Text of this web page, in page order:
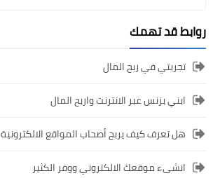
روابط قد تهمك
تجربتي في ربح المال
ابني بزنس عبر الانترنت واربح المال
هل تعرف كيف يربح أصحاب المواقع الالكترونية
انشىء موقعك الالكتروني ووفر الكثير